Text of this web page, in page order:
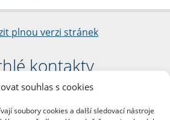
souhlas s cookies
soubory cookies a další sledovací nástroje
plnou verzi stránek
kontakty
fakulta
Jana Palacha 1/2